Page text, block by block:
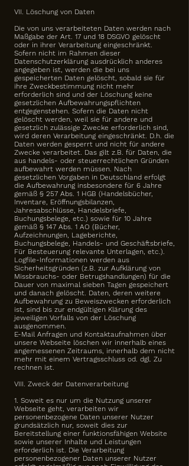
VII. Löschung von Daten
Die von uns verarbeiteten Daten werden nach
Maßgabe der Art. 17 und 18 DSGVO gelöscht
oder in ihrer Verarbeitung eingeschränkt.
Sofern nicht im Rahmen dieser
Datenschutzerklärung ausdrücklich anderes
angegeben ist, werden die bei uns
gespeicherten Daten gelöscht, sobald sie für
ihre Zweckbestimmung nicht mehr
erforderlich sind und der Löschung keine
gesetzlichen Aufbewahrungspflichten
entgegenstehen. Sofern die Daten nicht
gelöscht werden, weil sie für andere und
gesetzlich zulässige Zwecke erforderlich sind,
wird deren Verarbeitung eingeschränkt. D.h. die
Daten werden gesperrt und nicht für andere
Zwecke verarbeitet. Das gilt z.B. für Daten, die
aus handels- oder steuerrechtlichen Gründen
aufbewahrt werden müssen. Nach
gesetzlichen Vorgaben in Deutschland erfolgt
die Aufbewahrung insbesondere für 6 Jahre
gemäß § 257 Abs. 1 HGB (Handelsbücher,
Inventare, Eröffnungsbilanzen,
Jahresabschlüsse, Handelsbriefe,
Buchungsbelege, etc.) sowie für 10 Jahre
gemäß § 147 Abs. 1 AO (Bücher,
Aufzeichnungen, Lageberichte,
Buchungsbelege, Handels- und Geschäftsbriefe,
Für Besteuerung relevante Unterlagen, etc.).
Logfile-Informationen werden aus
Sicherheitsgründen (z.B. zur Aufklärung von
Missbrauchs- oder Betrugshandlungen) für die
Dauer von maximal sieben Tagen gespeichert
und danach gelöscht. Daten, deren weitere
Aufbewahrung zu Beweiszwecken erforderlich
ist, sind bis zur endgültigen Klärung des
jeweiligen Vorfalls von der Löschung
ausgenommen.
E-Mail Anfragen und Kontaktaufnahmen über
unsere Webseite löschen wir innerhalb eines
angemessenen Zeitraums, innerhalb dem nicht
mehr mit einem Vertragsschluss od. dgl. Zu
rechnen ist.
VIII. Zweck der Datenverarbeitung
1. Soweit es nur um die Nutzung unserer
Webseite geht, verarbeiten wir
personenbezogene Daten unserer Nutzer
grundsätzlich nur, soweit dies zur
Bereitstellung einer funktionsfähigen Website
sowie unserer Inhalte und Leistungen
erforderlich ist. Die Verarbeitung
personenbezogener Daten unserer Nutzer